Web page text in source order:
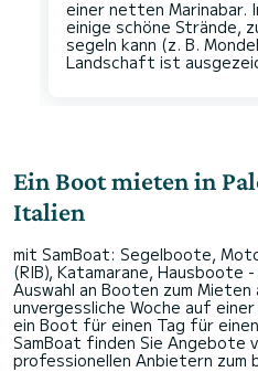
einer netten Marinabar.
einige schöne Strände,
segeln kann (z. B.
Ein Boot mieten in
Italien
mit SamBoat: Segelboote,
(RIB), Katamarane, Hausboote
Auswahl an Booten zum
unvergessliche Woche auf
ein Boot für einen Tag für
SamBoat finden Sie Angebote
professionellen Anbietern zum